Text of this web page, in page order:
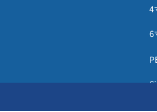
随着激光加热时间的延长，涂层表面温
值得注意的是，不能简单地认为激光加
4
6